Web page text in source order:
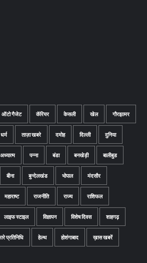
ऑटो गैजेट कॅरियर केसली खेल गौरझामर
ताज़ा खबरे दमोह दिल्ली दुनिया
पन्ना बंडा बनखेड़ी बालीबुड
बीना बुन्देलखंड भोपाल मंदसौर
महाराष्ट राजनीति राज्य राशिफल
लाइफ स्टाइल विज्ञापन विशेष दिवस शाहगढ़
प्रतिनिधि हेल्थ होशंगाबाद ख़ास खबरें